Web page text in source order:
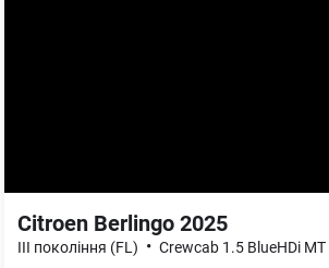
Citroen Berlingo 2025
III покоління (FL) • Crewcab 1.5 BlueHDi